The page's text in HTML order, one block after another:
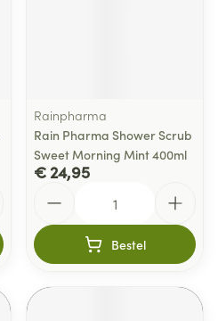
Rainpharma
Rain Pharma Shower Scrub
Sweet Morning Mint 400ml
€ 24,95
Bestel